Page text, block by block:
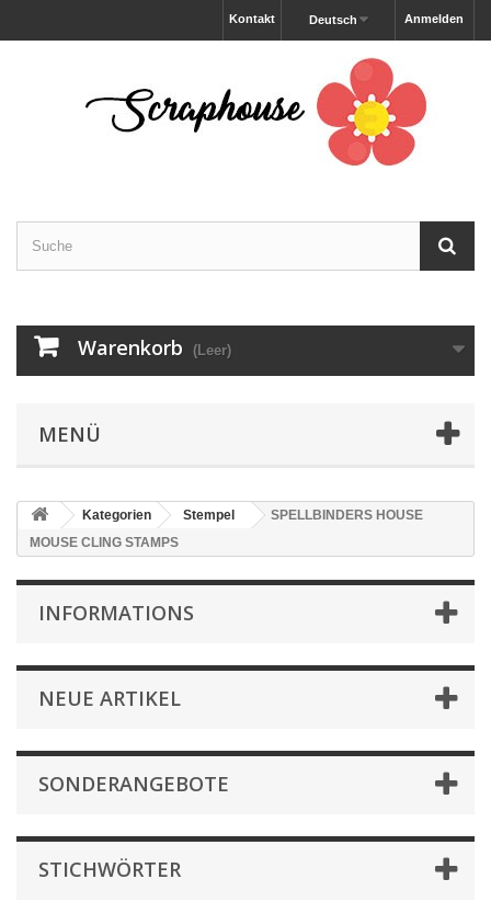
Anmelden
Deutsch
Kontakt
Warenkorb (Leer)
MENÜ
Kategorien Stempel
SPELLBINDERS HOUSE
MOUSE CLING STAMPS
INFORMATIONS
NEUE ARTIKEL
SONDERANGEBOTE
STICHWÖRTER